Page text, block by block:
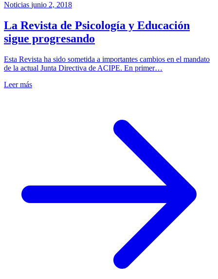
Noticias junio 2, 2018
La Revista de Psicología y Educación
sigue progresando
Esta Revista ha sido sometida a importantes cambios en el mandato
de la actual Junta Directiva de ACIPE. En primer…
Leer más